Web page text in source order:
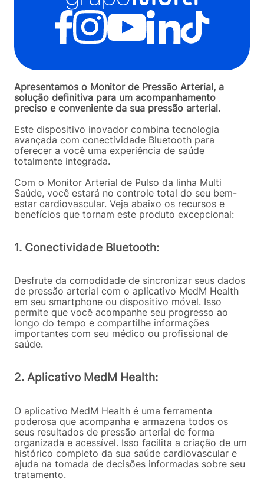
Apresentamos o Monitor de Pressão Arterial, a
solução definitiva para um acompanhamento
preciso e conveniente da sua pressão arterial.
Este dispositivo inovador combina tecnologia
avançada com conectividade Bluetooth para
oferecer a você uma experiência de saúde
totalmente integrada.
Com o Monitor Arterial de Pulso da linha Multi
Saúde, você estará no controle total do seu bem-
estar cardiovascular. Veja abaixo os recursos e
benefícios que tornam este produto excepcional:
1. Conectividade Bluetooth:
Desfrute da comodidade de sincronizar seus dados
de pressão arterial com o aplicativo MedM Health
em seu smartphone ou dispositivo móvel. Isso
permite que você acompanhe seu progresso ao
longo do tempo e compartilhe informações
importantes com seu médico ou profissional de
saúde.
2. Aplicativo MedM Health:
O aplicativo MedM Health é uma ferramenta
poderosa que acompanha e armazena todos os
seus resultados de pressão arterial de forma
organizada e acessível. Isso facilita a criação de um
histórico completo da sua saúde cardiovascular e
ajuda na tomada de decisões informadas sobre seu
tratamento.